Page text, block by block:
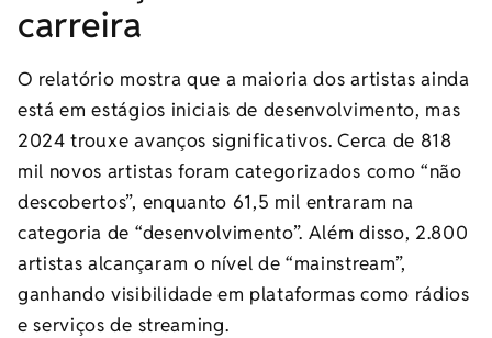
carreira
O relatório mostra que a maioria dos artistas ainda
está em estágios iniciais de desenvolvimento, mas
2024 trouxe avanços significativos. Cerca de 818
mil novos artistas foram categorizados como “não
descobertos”, enquanto 61,5 mil entraram na
categoria de “desenvolvimento”. Além disso, 2.800
artistas alcançaram o nível de “mainstream”,
ganhando visibilidade em plataformas como rádios
e serviços de streaming.